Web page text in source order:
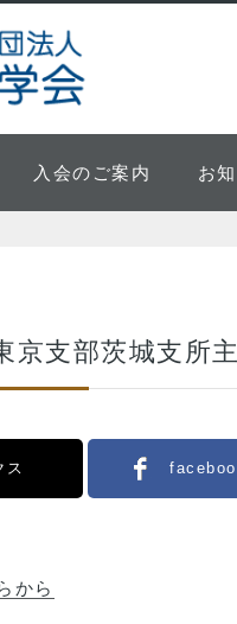
入会のご案内 お
京支部茨城支
ス
から